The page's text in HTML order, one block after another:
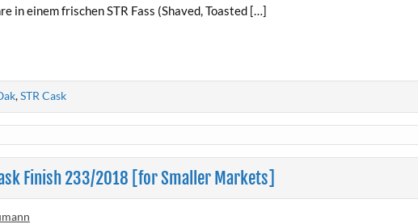
in einem frischen STR Fass (Shaved, Toasted […]
,STR Cask
Finish 233/2018 [for Smaller Markets]